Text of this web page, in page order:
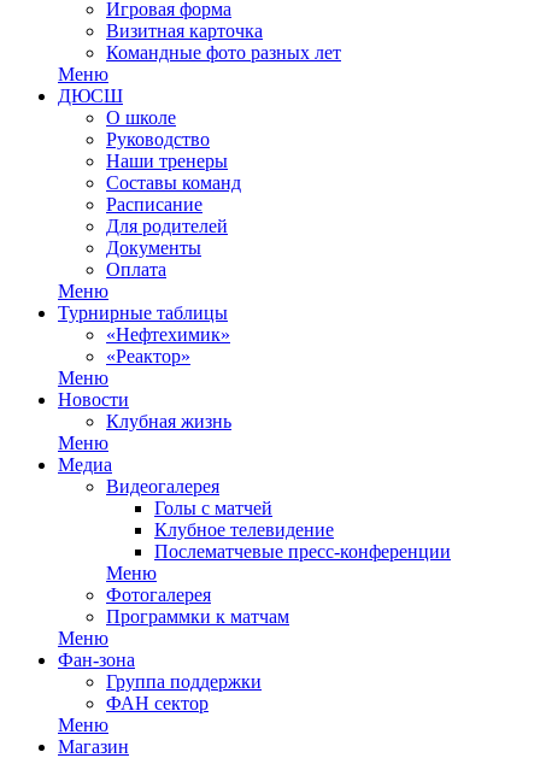
Игровая форма
Визитная карточка
Командные фото разных лет
Меню
ДЮСШ
О школе
Руководство
Наши тренеры
Составы команд
Расписание
Для родителей
Документы
Оплата
Меню
Турнирные таблицы
«Нефтехимик»
«Реактор»
Меню
Новости
Клубная жизнь
Меню
Медиа
Видеогалерея
Голы с матчей
Клубное телевидение
Послематчевые пресс-конференции
Меню
Фотогалерея
Программки к матчам
Меню
Фан-зона
Группа поддержки
ФАН сектор
Меню
Магазин